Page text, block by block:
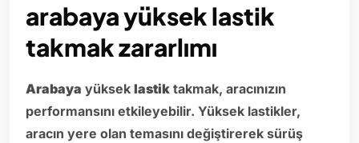
arabaya yüksek lastik
takmak zararlımı
Arabaya yüksek lastik takmak, aracınızın
performansını etkileyebilir. Yüksek lastikler,
aracın yere olan temasını değiştirerek sürüş